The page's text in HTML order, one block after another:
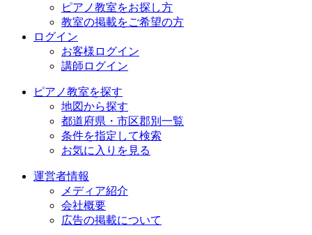
ピアノ教室をお探し方
教室の掲載をご希望の方
ログイン
お客様ログイン
講師ログイン
ピアノ教室を探す
地図から探す
都道府県・市区郡別一覧
条件を指定して検索
お気に入りを見る
運営者情報
メディア紹介
会社概要
広告の掲載について